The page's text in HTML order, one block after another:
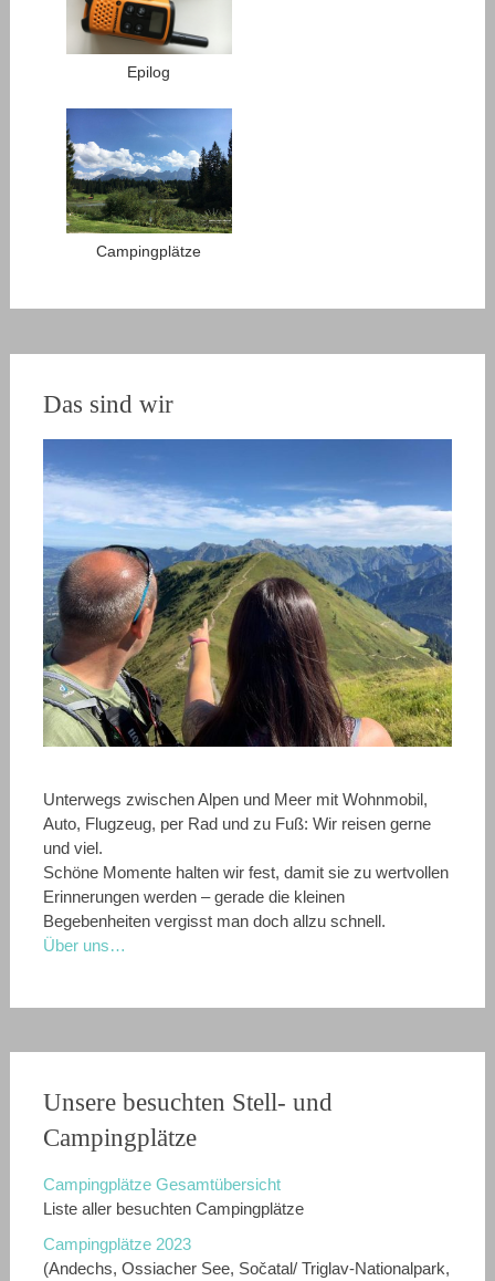
Epilog
Campingplätze
Das sind wir
Unterwegs zwischen Alpen und Meer mit Wohnmobil,
Auto, Flugzeug, per Rad und zu Fuß: Wir reisen gerne
und viel.
Schöne Momente halten wir fest, damit sie zu wertvollen
Erinnerungen werden – gerade die kleinen
Begebenheiten vergisst man doch allzu schnell.
Über uns…
Unsere besuchten Stell- und
Campingplätze
Campingplätze Gesamtübersicht
Liste aller besuchten Campingplätze
Campingplätze 2023
(Andechs, Ossiacher See, Sočatal/ Triglav-Nationalpark,